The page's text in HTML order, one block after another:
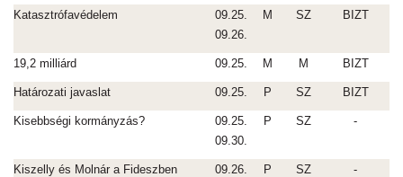
Katasztrófavédelem
09.25.
09.26.
M SZ BIZT
19,2 milliárd 09.25. M M BIZT
Határozati javaslat 09.25. P SZ BIZT
Kisebbségi kormányzás?
09.25.
09.30.
P SZ -
Kiszelly és Molnár a Fideszben
09.26.
P SZ -